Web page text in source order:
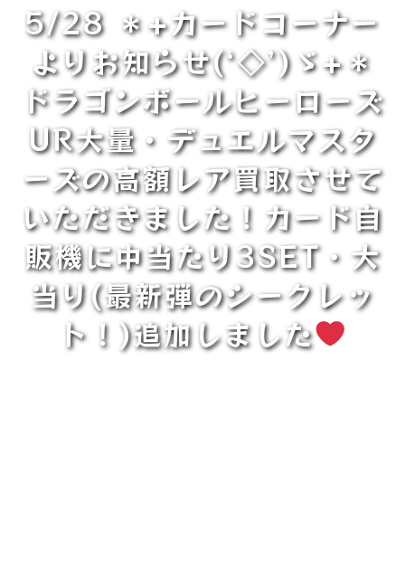
5/28 ＊+カードコーナー
よりお知らせ(‘◇’)ゞ+＊
ドラゴンボールヒーローズ
UR大量・デュエルマスタ
ーズの高額レア買取させて
いただきました！カード自
販機に中当たり3SET・大
当り(最新弾のシークレッ
ト！)追加しました